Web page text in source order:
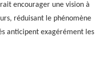
encourager une vision à
réduisant le phénomène
anticipent exagérément les